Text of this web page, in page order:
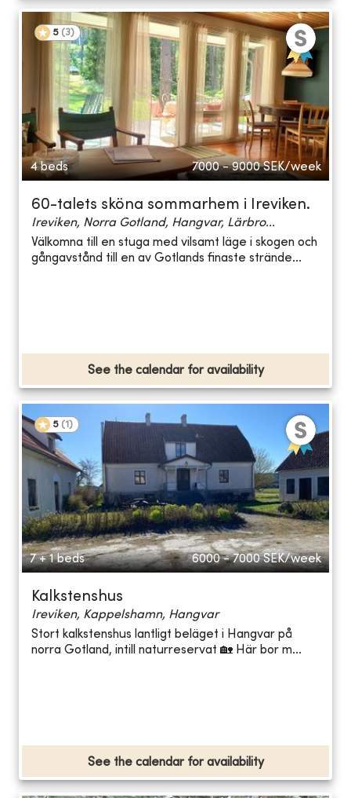
5 (3)
4 beds 7000 - 9000 SEK/week
60-talets sköna sommarhem i Ireviken.
Ireviken, Norra Gotland, Hangvar, Lärbro...
Välkomna till en stuga med vilsamt läge i skogen och
gångavstånd till en av Gotlands finaste strände...
See the calendar for availability
5 (1 )
7 + 1 beds 6000 - 7000 SEK/week
Kalkstenshus
Ireviken, Kappelshamn, Hangvar
Stort kalkstenshus lantligt beläget i Hangvar på
norra Gotland, intill naturreservat 🏡 Här bor m...
See the calendar for availability